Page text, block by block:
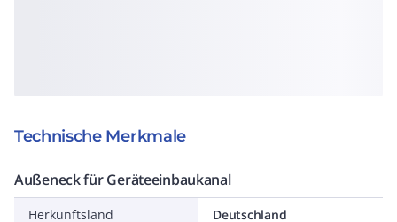
Technische Merkmale
Außeneck für Geräteeinbaukanal
Herkunftsland Deutschland